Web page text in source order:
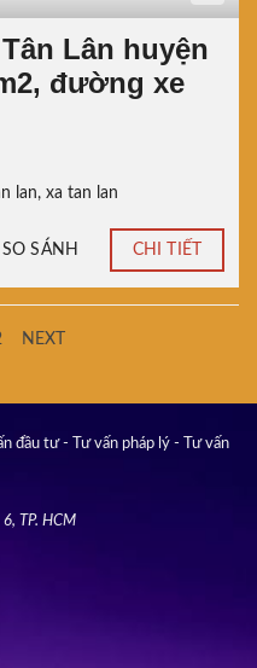
Lân huyện
đường xe
lan, xa tan lan
SO SÁNH CHI TIẾT
NEXT
đầu tư - Tư vấn pháp lý - Tư vấn
TP. HCM